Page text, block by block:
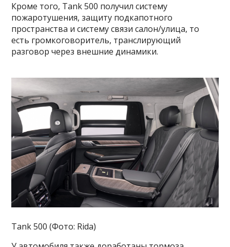
Кроме того, Tank 500 получил систему
пожаротушения, защиту подкапотного
пространства и систему связи салон/улица, то
есть громкоговоритель, транслирующий
разговор через внешние динамики.
Tank 500 (Фото: Rida)